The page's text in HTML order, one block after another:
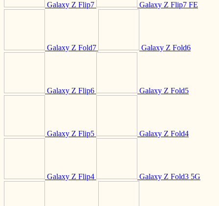
Galaxy Z Flip7 Galaxy Z Flip7 FE
Galaxy Z Fold7 Galaxy Z Fold6
Galaxy Z Flip6 Galaxy Z Fold5
Galaxy Z Flip5 Galaxy Z Fold4
Galaxy Z Flip4 Galaxy Z Fold3 5G